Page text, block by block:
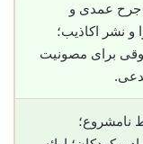
عمدی و
و نشر اکاذیب؛
برای مصونیت
نامشروع؛